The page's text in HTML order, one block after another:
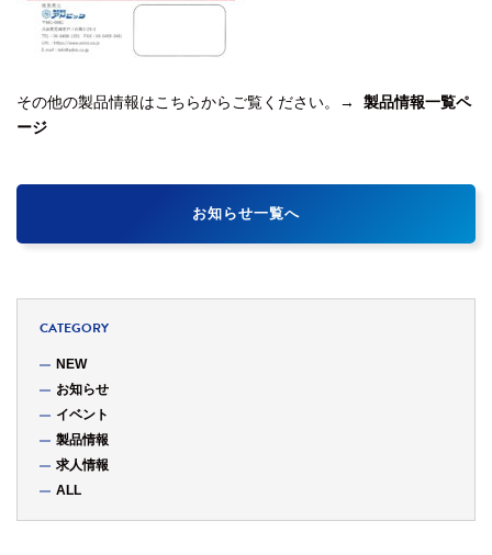
その他の製品情報はこちらからご覧ください。→
製品情報一覧ペ
ージ
お知らせ一覧へ
CATEGORY
NEW
お知らせ
イベント
製品情報
求人情報
ALL